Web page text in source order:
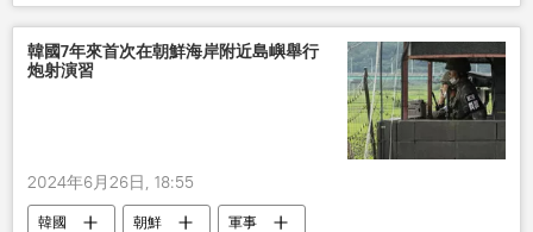
韓國7年來首次在朝鮮海岸附近島嶼舉行
炮射演習
2024年6月26日, 18:55
韓國 朝鮮 軍事